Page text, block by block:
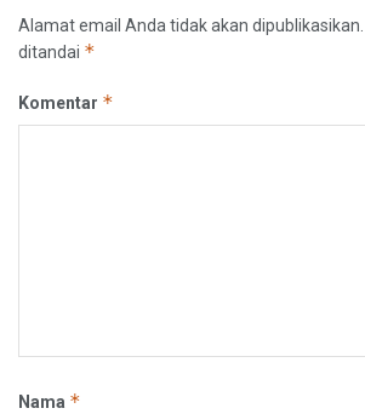
Alamat email Anda tidak akan dipublikasikan.
ditandai *
Komentar *
Nama *